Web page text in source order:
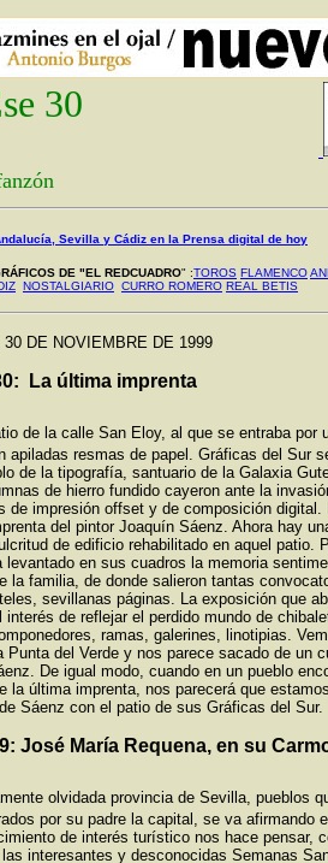
30
Sevilla y Cádiz en la Prensa digital de hoy
DE "EL REDCUADRO" :TOROS FLAMENCO
NOSTALGIARIO CURRO ROMERO REAL BETIS
30 DE NOVIEMBRE DE 1999
La última imprenta
de la calle San Eloy, al que se entraba por
apiladas resmas de papel. Gráficas del Sur
de la tipografía, santuario de la Galaxia
de hierro fundido cayeron ante la
de impresión offset y de composición digital.
del pintor Joaquín Sáenz. Ahora hay
de edificio rehabilitado en aquel patio.
levantado en sus cuadros la memoria
la familia, de donde salieron tantas
sevillanas páginas. La exposición que
interés de reflejar el perdido mundo de
ramas, galerines, linotipias.
Punta del Verde y nos parece sacado de un
De igual modo, cuando en un pueblo
la última imprenta, nos parecerá que
Sáenz con el patio de sus Gráficas del Sur.
José María Requena, en su
olvidada provincia de Sevilla, pueblos
por su padre la capital, se va afirmando
de interés turístico nos hace pensar,
interesantes y desconocidas Semanas